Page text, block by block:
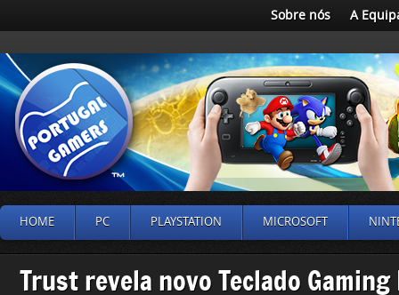
Sobre nós A
HOME PC PLAYSTATION MICROSOFT
Trust revela novo Teclado